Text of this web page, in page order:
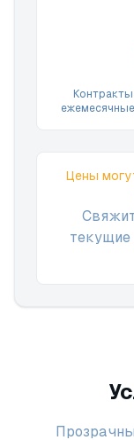
Цены
текущие